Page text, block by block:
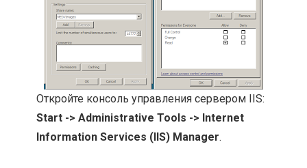
Откройте консоль управления сервером IIS:
Start -> Administrative Tools -> Internet
Information Services (IIS) Manager.